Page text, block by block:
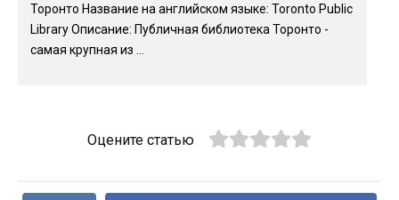
Торонто Название на английском языке: Toronto Public
Library Описание: Публичная библиотека Торонто -
самая крупная из ...
Оцените статью